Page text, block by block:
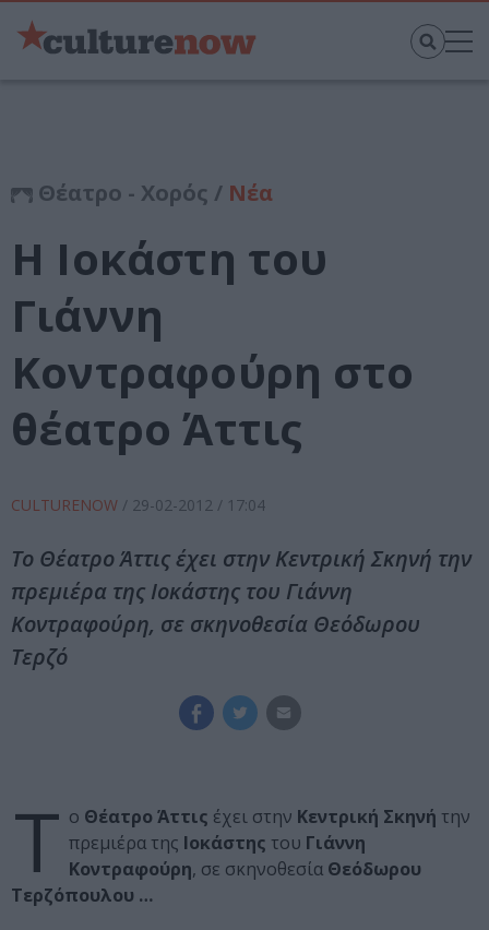
Θέατρο - Χορός / Νέα
Η Ιοκάστη του
Γιάννη
Κοντραφούρη στο
θέατρο Άττις
CULTURENOW / 29-02-2012 / 17:04
Το Θέατρο Άττις έχει στην Κεντρική Σκηνή την
πρεμιέρα της Ιοκάστης του Γιάννη
Κοντραφούρη, σε σκηνοθεσία Θεόδωρου
Τερζό
Τ ο Θέατρο Άττις έχει στην Κεντρική Σκηνή την
πρεμιέρα της Ιοκάστης του Γιάννη
Κοντραφούρη, σε σκηνοθεσία Θεόδωρου
Τερζόπουλου …